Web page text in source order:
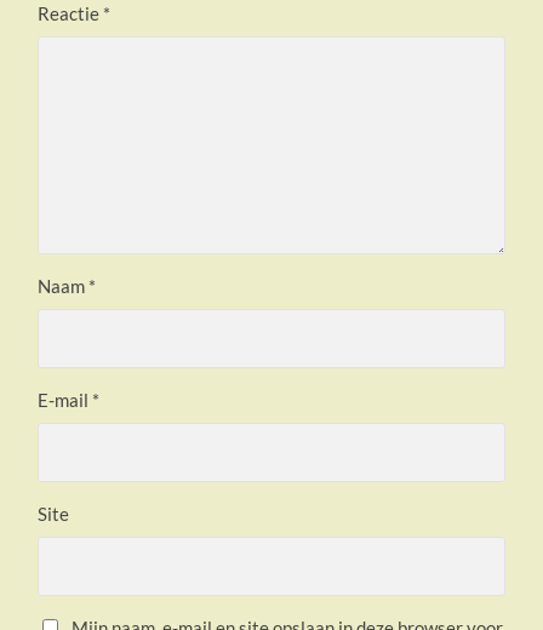
Reactie *
Naam *
E-mail *
Site